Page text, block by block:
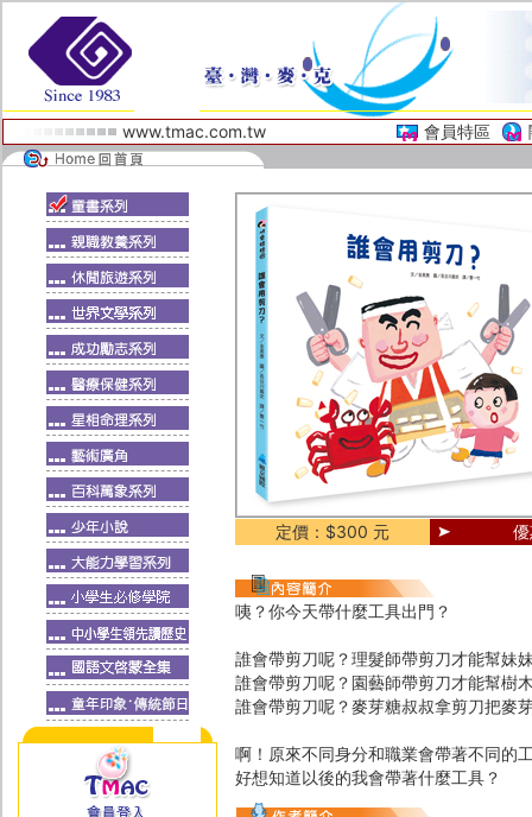
www.tmac.com.tw 會員特區
定價：$300 元
咦？你今天帶什麼工具出門？
誰會帶剪刀呢？理髮師帶剪刀才能幫妹
誰會帶剪刀呢？園藝師帶剪刀才能幫樹
誰會帶剪刀呢？麥芽糖叔叔拿剪刀把麥
啊！原來不同身分和職業會帶著不同的
好想知道以後的我會帶著什麼工具？